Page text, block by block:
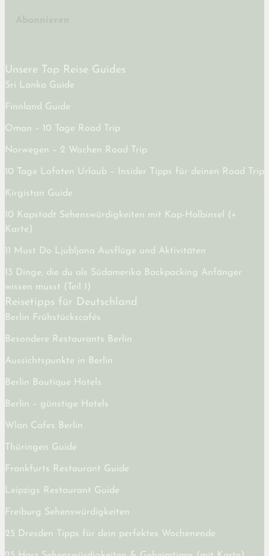
Unsere Top Reise Guides
Sri Lanka Guide
Finnland Guide
Oman – 10 Tage Road Trip
Norwegen – 2 Wochen Road Trip
10 Tage Lofoten Urlaub – Insider Tipps für deinen Road Trip
Kirgistan Guide
10 Kapstadt Sehenswürdigkeiten mit Kap-Halbinsel (+
Karte)
11 Must Do Ljubljana Ausflüge und Aktivitäten
13 Dinge, die du als Südamerika Backpacking Anfänger
wissen musst (Teil 1)
Reisetipps für Deutschland
Berlin Frühstückscafés
Besondere Restaurants Berlin
Aussichtspunkte in Berlin
Berlin Boutique Hotels
Berlin – günstige Hotels
Wlan Cafes Berlin
Thüringen Guide
Frankfurts Restaurant Guide
Leipzigs Restaurant Guide
Freiburg Sehenswürdigkeiten
25 Dresden Tipps für dein perfektes Wochenende